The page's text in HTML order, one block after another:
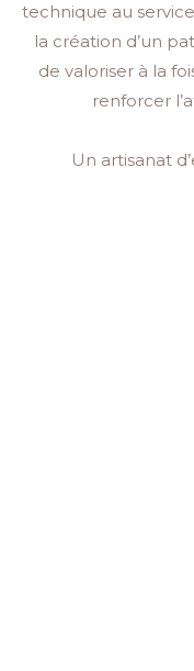
technique au
la création d’un
de valoriser à la
renforcer
Un artisanat